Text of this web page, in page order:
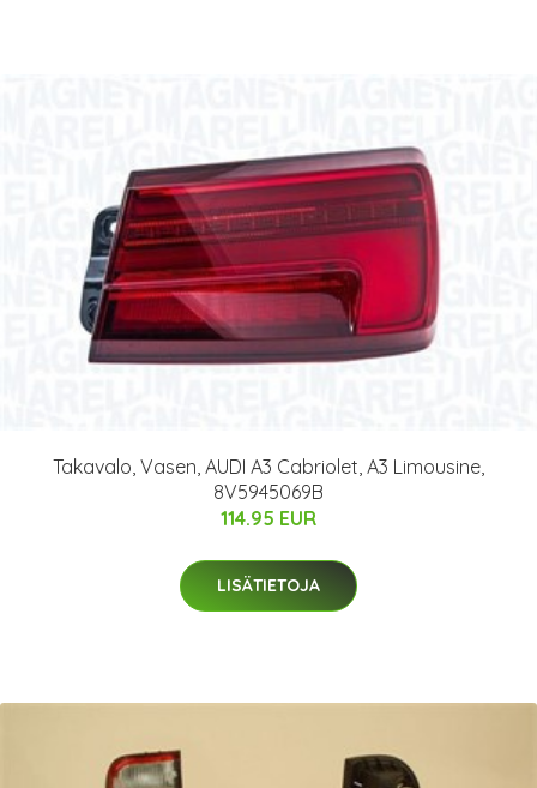
Takavalo, Vasen, AUDI A3 Cabriolet, A3 Limousine,
8V5945069B
114.95 EUR
LISÄTIETOJA